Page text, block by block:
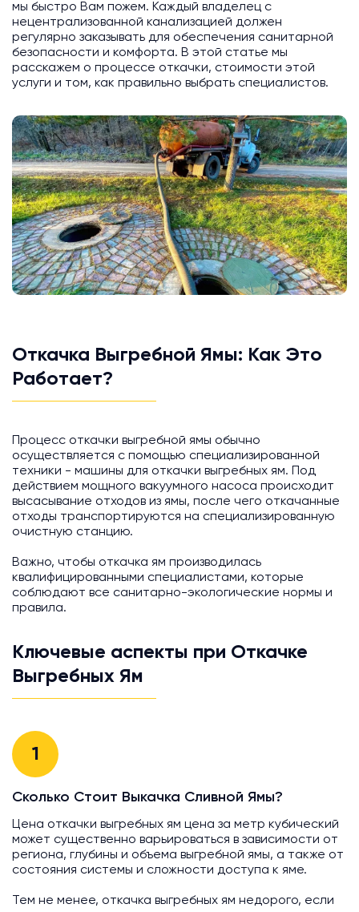
мы быстро Вам пожем. Каждый владелец с
нецентрализованной канализацией должен
регулярно заказывать для обеспечения санитарной
безопасности и комфорта. В этой статье мы
расскажем о процессе откачки, стоимости этой
услуги и том, как правильно выбрать специалистов.
Откачка Выгребной Ямы: Как Это
Работает?
Процесс откачки выгребной ямы обычно
осуществляется с помощью специализированной
техники - машины для откачки выгребных ям. Под
действием мощного вакуумного насоса происходит
высасывание отходов из ямы, после чего откачанные
отходы транспортируются на специализированную
очистную станцию.
Важно, чтобы откачка ям производилась
квалифицированными специалистами, которые
соблюдают все санитарно-экологические нормы и
правила.
Ключевые аспекты при Откачке
Выгребных Ям
1
Сколько Стоит Выкачка Сливной Ямы?
Цена откачки выгребных ям цена за метр кубический
может существенно варьироваться в зависимости от
региона, глубины и объема выгребной ямы, а также от
состояния системы и сложности доступа к яме.
Тем не менее, откачка выгребных ям недорого, если